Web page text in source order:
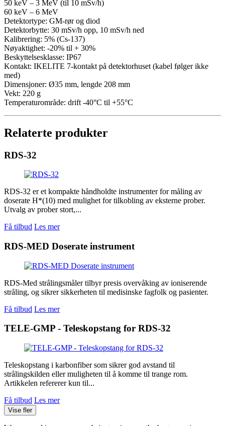
50 keV – 3 MeV (til 10 mSv/h)
60 keV – 6 MeV
Detektortype: GM-rør og diod
Detektorbytte: 30 mSv/h opp, 10 mSv/h ned
Kalibrering: 5% (Cs-137)
Nøyaktighet: -20% til + 30%
Beskyttelsesklasse: IP67
Kontakt: IKELITE 7-kontakt på detektorhuset (kabel følger ikke
med)
Dimensjoner: Ø35 mm, lengde 208 mm
Vekt: 220 g
Temperaturområde: drift -40°C til +55°C
Relaterte produkter
RDS-32
RDS-32 er et kompakte håndholdte instrumenter for måling av
doserate H*(10) med mulighet for tilkobling av eksterne prober.
Utvalg av prober stort,...
Få tilbud Les mer
RDS-MED Doserate instrument
RDS-Med strålingsmåler tilbyr presis overvåking av ioniserende
stråling, og sikrer sikkerheten til medisinske fagfolk og pasienter.
Få tilbud Les mer
TELE-GMP - Teleskopstang for RDS-32
Teleskopstang i karbonfiber som sikrer god avstand til
strålingskilden eller muligheten til å komme til trange rom.
Artikkelen refererer kun til...
Få tilbud Les mer
Vise fler